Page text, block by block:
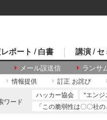
メール誤送信 ランサ
ポート / 白書 講演 /
情報提供 訂正 お詫び
ワード
ハッカー協会 "エンジ
「この脆弱性は〇〇社